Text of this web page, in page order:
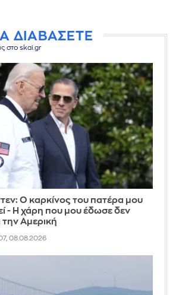
ΔΙΑΒΑΣΕΤΕ
στο skai.gr
Ο καρκίνος του πατέρα μου
- Η χάρη που μου έδωσε δεν
την Αμερική
08.08.2026